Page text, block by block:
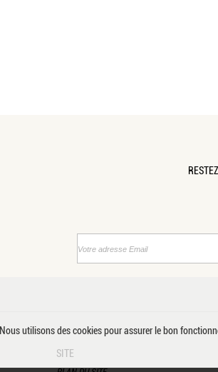
Nous utilisons des cookies pour assurer le bon
SITE